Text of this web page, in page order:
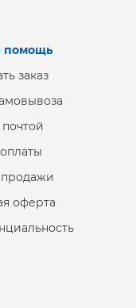
помощь
заказ
оферта